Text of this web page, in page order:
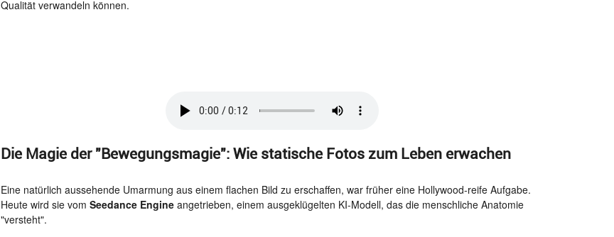
Qualität verwandeln können.
Die Magie der "Bewegungsmagie": Wie statische Fotos zum Leben erwachen
Eine natürlich aussehende Umarmung aus einem flachen Bild zu erschaffen, war früher eine Hollywood-reife Aufgabe.
Heute wird sie vomSeedance Engine angetrieben, einem ausgeklügelten KI-Modell, das die menschliche Anatomie
"versteht".